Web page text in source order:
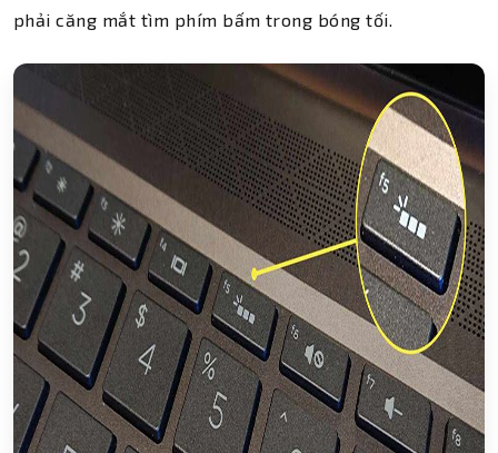
phải căng mắt tìm phím bấm trong bóng tối.